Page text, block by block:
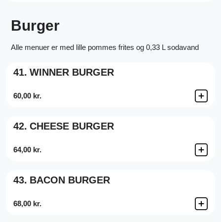
Burger
Alle menuer er med lille pommes frites og 0,33 L sodavand
41. WINNER BURGER
60,00 kr.
42. CHEESE BURGER
64,00 kr.
43. BACON BURGER
68,00 kr.